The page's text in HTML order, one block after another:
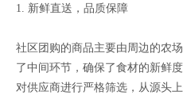
1. 新鲜直送，品质保障
社区团购的商品主要由周边的农
了中间环节，确保了食材的新鲜
对供应商进行严格筛选，从源头